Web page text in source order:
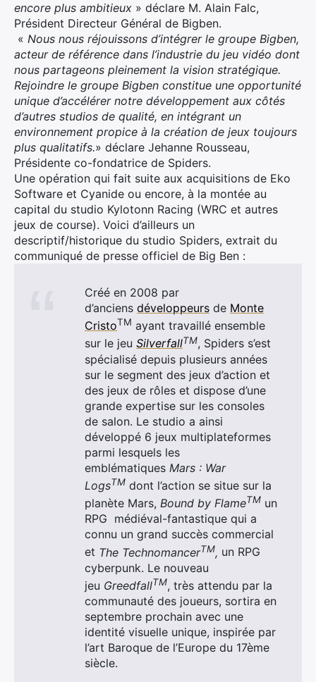
encore plus ambitieux » déclare M. Alain Falc,
Président Directeur Général de Bigben.
« Nous nous réjouissons d’intégrer le groupe Bigben,
acteur de référence dans l’industrie du jeu vidéo dont
nous partageons pleinement la vision stratégique.
Rejoindre le groupe Bigben constitue une opportunité
unique d’accélérer notre développement aux côtés
d’autres studios de qualité, en intégrant un
environnement propice à la création de jeux toujours
plus qualitatifs.» déclare Jehanne Rousseau,
Présidente co-fondatrice de Spiders.
Une opération qui fait suite aux acquisitions de Eko
Software et Cyanide ou encore, à la montée au
capital du studio Kylotonn Racing (WRC et autres
jeux de course). Voici d’ailleurs un
descriptif/historique du studio Spiders, extrait du
communiqué de presse officiel de Big Ben :
Créé en 2008 par
d’anciens développeurs de Monte
CristoTM ayant travaillé ensemble
sur le jeu SilverfallTM, Spiders s’est
spécialisé depuis plusieurs années
sur le segment des jeux d’action et
des jeux de rôles et dispose d’une
grande expertise sur les consoles
de salon. Le studio a ainsi
développé 6 jeux multiplateformes
parmi lesquels les
emblématiques Mars : War
LogsTM dont l’action se situe sur la
planète Mars, Bound by FlameTM un
RPG médiéval-fantastique qui a
connu un grand succès commercial
et The TechnomancerTM, un RPG
cyberpunk. Le nouveau
jeu GreedfallTM, très attendu par la
communauté des joueurs, sortira en
septembre prochain avec une
identité visuelle unique, inspirée par
l’art Baroque de l’Europe du 17ème
siècle.